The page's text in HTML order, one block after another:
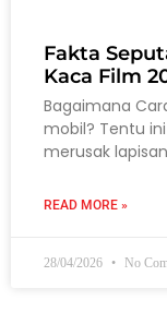
Fakta
Kaca Film
Bagaimana
mobil? Tentu
merusak
READ MORE »
28/04/2026 No